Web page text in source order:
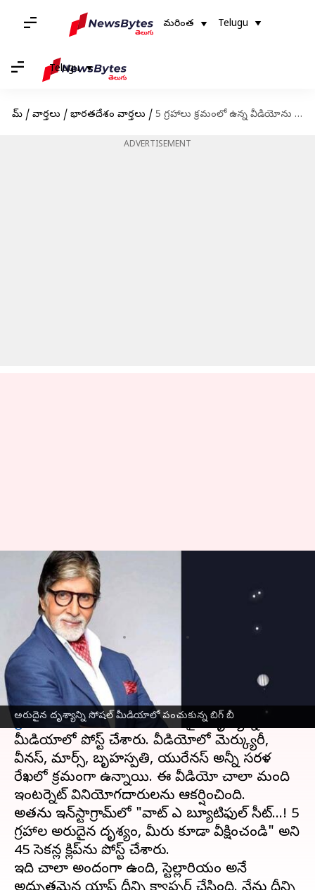
మరింత Telugu
Telugu
హోమ్ / వార్తలు / భారతదేశం వార్తలు / 5 గ్రహాలు క్రమంలో ఉన్న వీడియోను పంచుకున్న బాలీవుడ్ నటుడు అమితాబ్ బచ్చన్
ADVERTISEMENT
అరుదైన దృశ్యాన్ని సోషల్ మీడియాలో పంచుకున్న బిగ్ బీ
5 గ్రహాలు క్రమంలో ఉన్న వీడియోను
పంచుకున్న బాలీవుడ్ నటుడు
అమితాబ్ బచ్చన్
వ్రాసిన వారు Nishkala Sathivada
ఈ వార్తాకథనం ఏంటి
బాలీవుడ్ లెజెండ్ అమితాబ్ బచ్చన్ ఆకాశంలోఐదు
గ్రహాలుఒకేసారి కనిపించిన అరుదైన దృశ్యాన్ని సోషల్
మీడియాలో పోస్ట్ చేశారు. వీడియోలో మెర్క్యురీ,
వీనస్, మార్స్, బృహస్పతి, యురేనస్ అన్నీ సరళ
రేఖలో క్రమంగా ఉన్నాయి. ఈ వీడియో చాలా మంది
ఇంటర్నెట్ వినియోగదారులను ఆకర్షించింది.
అతను ఇన్‌స్టాగ్రామ్‌లో "వాట్ ఎ బ్యూటిఫుల్ సీట్...! 5
గ్రహాల అరుదైన దృశ్యం, మీరు కూడా వీక్షించండి" అని
45 సెకన్ల క్లిప్‌ను పోస్ట్ చేశారు.
ఇది చాలా అందంగా ఉంది, స్టెల్లారియం అనే